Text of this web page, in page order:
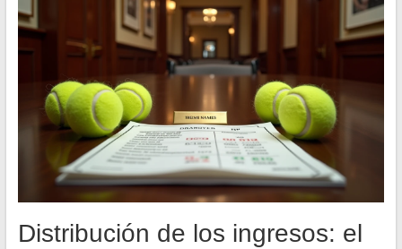
Distribución de los ingresos: el